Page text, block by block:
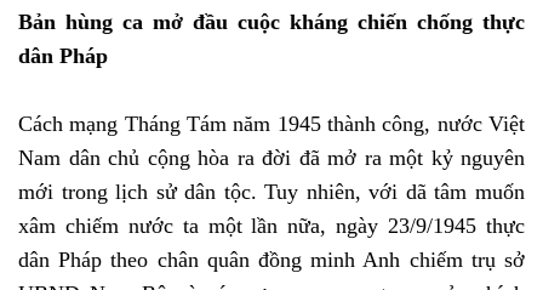
Bản hùng ca mở đầu cuộc kháng chiến chống thực
dân Pháp
Cách mạng Tháng Tám năm 1945 thành công, nước Việt
Nam dân chủ cộng hòa ra đời đã mở ra một kỷ nguyên
mới trong lịch sử dân tộc. Tuy nhiên, với dã tâm muốn
xâm chiếm nước ta một lần nữa, ngày 23/9/1945 thực
dân Pháp theo chân quân đồng minh Anh chiếm trụ sở